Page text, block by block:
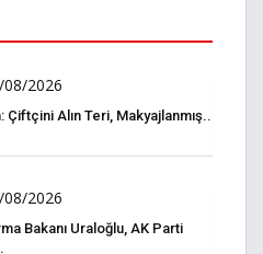
2026
Çiftçini Alın Teri, Makyajlanmış..
2026
Bakanı Uraloğlu, AK Parti